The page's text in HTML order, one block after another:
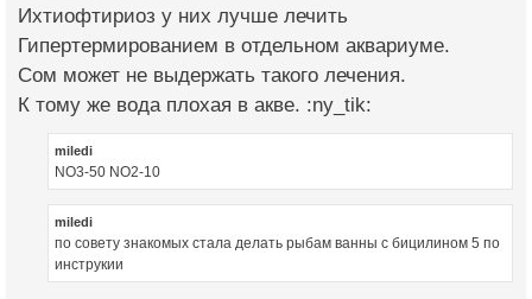
Ихтиофтириоз у них лучше лечить
Гипертермированием в отдельном аквариуме.
Сом может не выдержать такого лечения.
К тому же вода плохая в акве. :ny_tik:
miledi
NO3-50 NO2-10
miledi
по совету знакомых стала делать рыбам ванны с бицилином 5 по
инструкии